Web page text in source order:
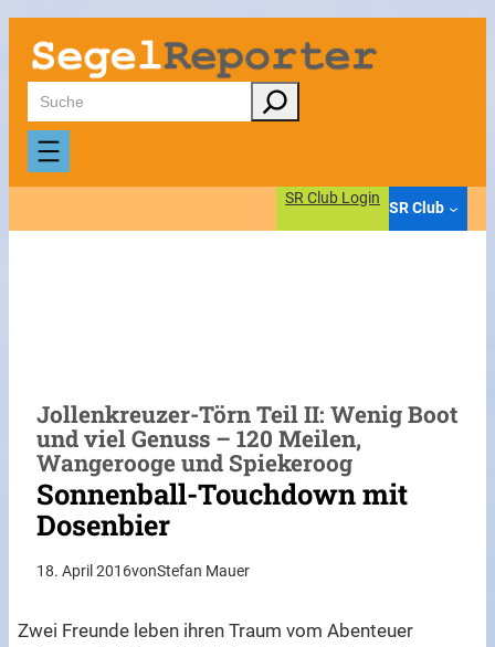
Zum
Inhalt
springen
Suchen
SR Club Login
SR Club
Jollenkreuzer-Törn Teil II: Wenig Boot
und viel Genuss – 120 Meilen,
Wangerooge und Spiekeroog
Sonnenball-Touchdown mit
Dosenbier
18. April 2016vonStefan Mauer
Zwei Freunde leben ihren Traum vom Abenteuer